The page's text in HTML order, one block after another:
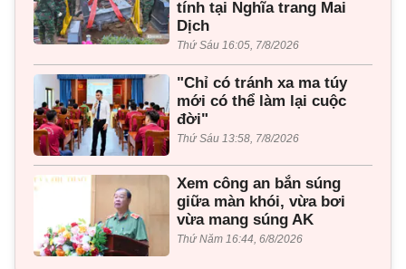
tính tại Nghĩa trang Mai
Dịch
Thứ Sáu 16:05, 7/8/2026
"Chỉ có tránh xa ma túy
mới có thể làm lại cuộc
đời"
Thứ Sáu 13:58, 7/8/2026
Xem công an bắn súng
giữa màn khói, vừa bơi
vừa mang súng AK
Thứ Năm 16:44, 6/8/2026